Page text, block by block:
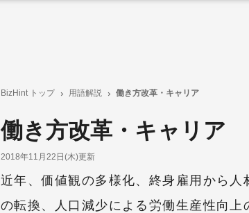
BizHint トップ 用語解説 働き方改革・キャリア
働き方改革・キャリア
2018年11月22日(木)更新
近年、価値観の多様化、終身雇用から
の転換、人口減少による労働生産性向上